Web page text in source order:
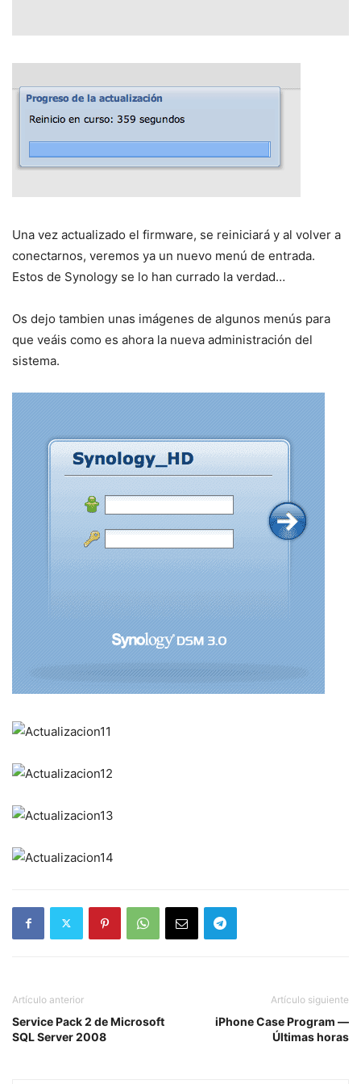
Una vez actualizado el firmware, se reiniciará y al volver a
conectarnos, veremos ya un nuevo menú de entrada.
Estos de Synology se lo han currado la verdad…
Os dejo tambien unas imágenes de algunos menús para
que veáis como es ahora la nueva administración del
sistema.
Artículo anterior
Service Pack 2 de Microsoft
SQL Server 2008
Artículo siguiente
iPhone Case Program —
Últimas horas